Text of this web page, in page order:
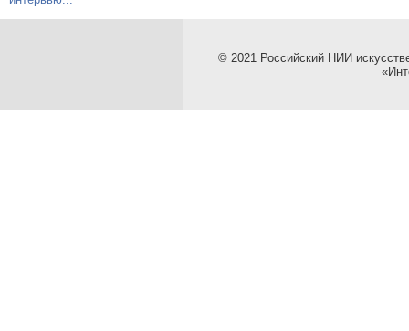
© 2021 Российский НИИ